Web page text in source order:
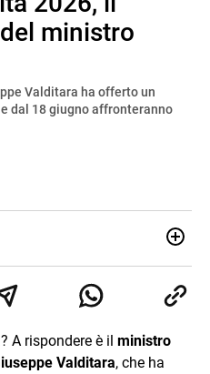
ministro
Valditara ha offerto un
dal 18 giugno affronteranno
per la scrittura in un lavoro, e
L’attualità è il mio pane
? A rispondere è il ministro
Valditara, che ha